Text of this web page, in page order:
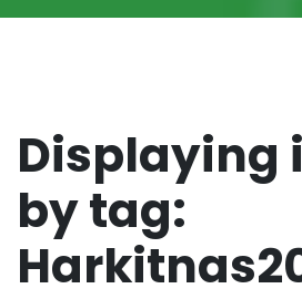
Displaying
by tag: